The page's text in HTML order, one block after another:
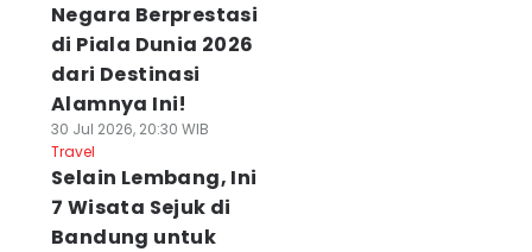
Negara Berprestasi
di Piala Dunia 2026
dari Destinasi
Alamnya Ini!
30 Jul 2026, 20:30 WIB
Travel
Selain Lembang, Ini
7 Wisata Sejuk di
Bandung untuk